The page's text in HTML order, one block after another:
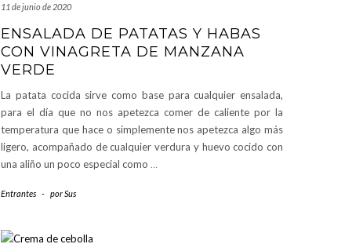
11 de junio de 2020
ENSALADA DE PATATAS Y HABAS
CON VINAGRETA DE MANZANA
VERDE
La patata cocida sirve como base para cualquier ensalada,
para el día que no nos apetezca comer de caliente por la
temperatura que hace o simplemente nos apetezca algo más
ligero, acompañado de cualquier verdura y huevo cocido con
una aliño un poco especial como …
Entrantes - porSus